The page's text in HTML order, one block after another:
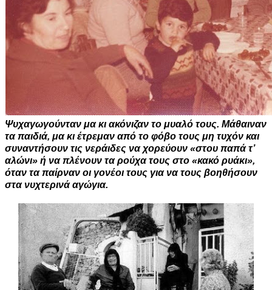
Ψυχαγωγούνταν μα κι ακόνιζαν το μυαλό τους. Μάθαιναν
τα παιδιά, μα κι έτρεμαν από το φόβο τους μη τυχόν και
συναντήσουν τις νεράιδες να χορεύουν «στου παπά τ’
αλώνι» ή να πλένουν τα ρούχα τους στο «κακό ρυάκι»,
όταν τα παίρναν οι γονέοι τους για να τους βοηθήσουν
στα νυχτερινά αγώγια.